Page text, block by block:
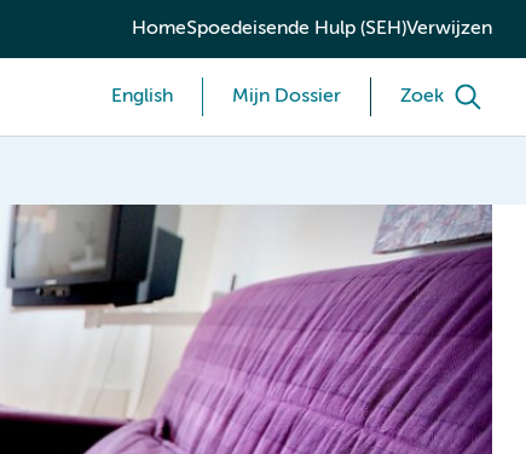
HomeSpoedeisende Hulp (SEH)Verwijzen
English Mijn Dossier Zoek